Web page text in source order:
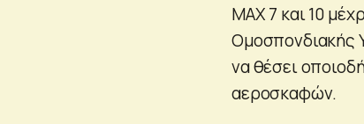
MAX 7 και 10
Ομοσπονδιακής
να θέσει
αεροσκαφών.